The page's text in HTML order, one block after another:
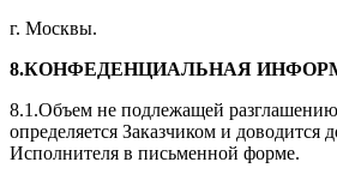
г. Москвы.
8.КОНФЕДЕНЦИАЛЬНАЯ
8.1.Объем не подлежащей
определяется Заказчиком и доводится
Исполнителя в письменной форме.